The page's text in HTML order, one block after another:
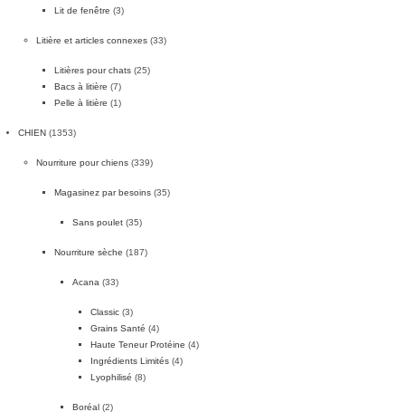
Lit de fenêtre (3)
Litière et articles connexes (33)
Litières pour chats (25)
Bacs à litière (7)
Pelle à litière (1)
CHIEN (1353)
Nourriture pour chiens (339)
Magasinez par besoins (35)
Sans poulet (35)
Nourriture sèche (187)
Acana (33)
Classic (3)
Grains Santé (4)
Haute Teneur Protéine (4)
Ingrédients Limités (4)
Lyophilisé (8)
Boréal (2)